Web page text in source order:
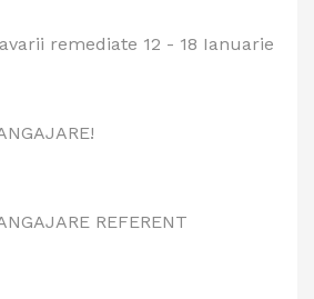
remediate 12 - 18 Ianuarie
REFERENT